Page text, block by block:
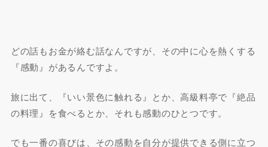
どの話もお金が絡む話なんですが、その中に心を熱くする
『感動』 があるんですよ。
旅に出て、『いい景色に触れる』とか、高級料亭で『絶品
の料理』を食べるとか、それも感動のひとつです。
でも一番の喜びは、その感動を自分が提供できる側に立つ